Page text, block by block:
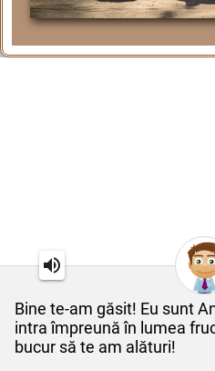
Bine te-am găsit! Eu sunt
intra împreună în lumea
bucur să te am alături!